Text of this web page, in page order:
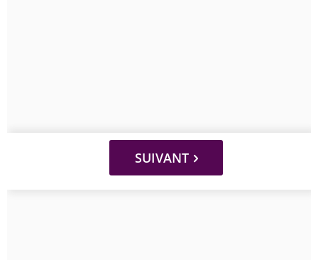
SUIVANT